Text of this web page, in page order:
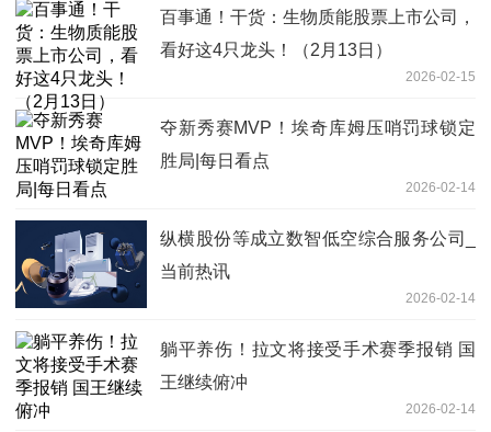
百事通！干货：生物质能股票上市公司，
看好这4只龙头！（2月13日）
2026-02-15
夺新秀赛MVP！埃奇库姆压哨罚球锁定
胜局|每日看点
2026-02-14
纵横股份等成立数智低空综合服务公司_
当前热讯
2026-02-14
躺平养伤！拉文将接受手术赛季报销 国
王继续俯冲
2026-02-14